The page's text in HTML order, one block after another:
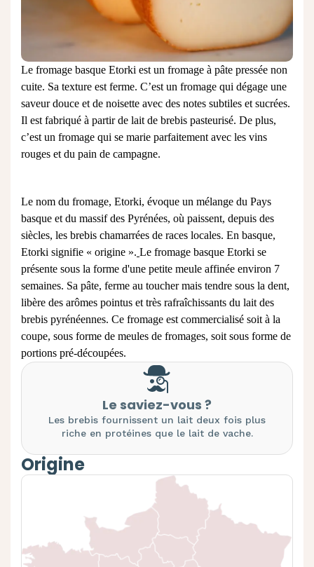
Le fromage basque Etorki est un fromage à pâte pressée non
cuite. Sa texture est ferme. C’est un fromage qui dégage une
saveur douce et de noisette avec des notes subtiles et sucrées.
Il est fabriqué à partir de lait de brebis pasteurisé. De plus,
c’est un fromage qui se marie parfaitement avec les vins
rouges et du pain de campagne.
Le nom du fromage, Etorki, évoque un mélange du Pays
basque et du massif des Pyrénées, où paissent, depuis des
siècles, les brebis chamarrées de races locales. En basque,
Etorki signifie « origine ». Le fromage basque Etorki se
présente sous la forme d'une petite meule affinée environ 7
semaines. Sa pâte, ferme au toucher mais tendre sous la dent,
libère des arômes pointus et très rafraîchissants du lait des
brebis pyrénéennes. Ce fromage est commercialisé soit à la
coupe, sous forme de meules de fromages, soit sous forme de
portions pré-découpées.
Le saviez-vous ?
Les brebis fournissent un lait deux fois plus
riche en protéines que le lait de vache.
Origine